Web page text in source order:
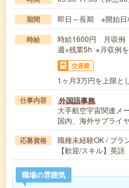
期間 即日～長期 ※開始日
時給
時給1600円 月収例
週+残業5h ※月収例を
交通費
1ヶ月3万円を上限と
仕事内容 外国語事務
大手航空宇宙関連メ
国内、海外サプライ
応募資格
職種未経験OK / ブラ
【歓迎/スキル】英語
職場の雰囲気